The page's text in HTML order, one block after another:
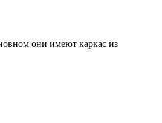
они имеют каркас из